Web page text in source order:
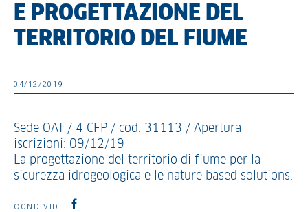
E PROGETTAZIONE DEL
TERRITORIO DEL FIUME
04/12/2019
Sede OAT / 4 CFP / cod. 31113 / Apertura
iscrizioni: 09/12/19
La progettazione del territorio di fiume per la
sicurezza idrogeologica e le nature based solutions.
CONDIVIDI